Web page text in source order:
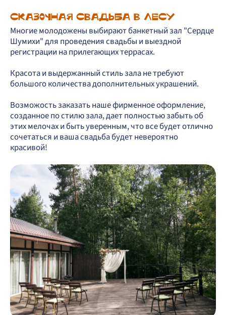
СКАЗОЧНАЯ СВАДЬБА В ЛЕСУ
Многие молодожены выбирают банкетный зал "Сердце
Шумихи" для проведения свадьбы и выездной
регистрации на прилегающих террасах.
Красота и выдержанный стиль зала не требуют
большого количества дополнительных украшений.
Возможость заказать наше фирменное оформление,
созданное по стилю зала, дает полностью забыть об
этих мелочах и быть уверенным, что все будет отлично
сочетаться и ваша свадьба будет невероятно
красивой!